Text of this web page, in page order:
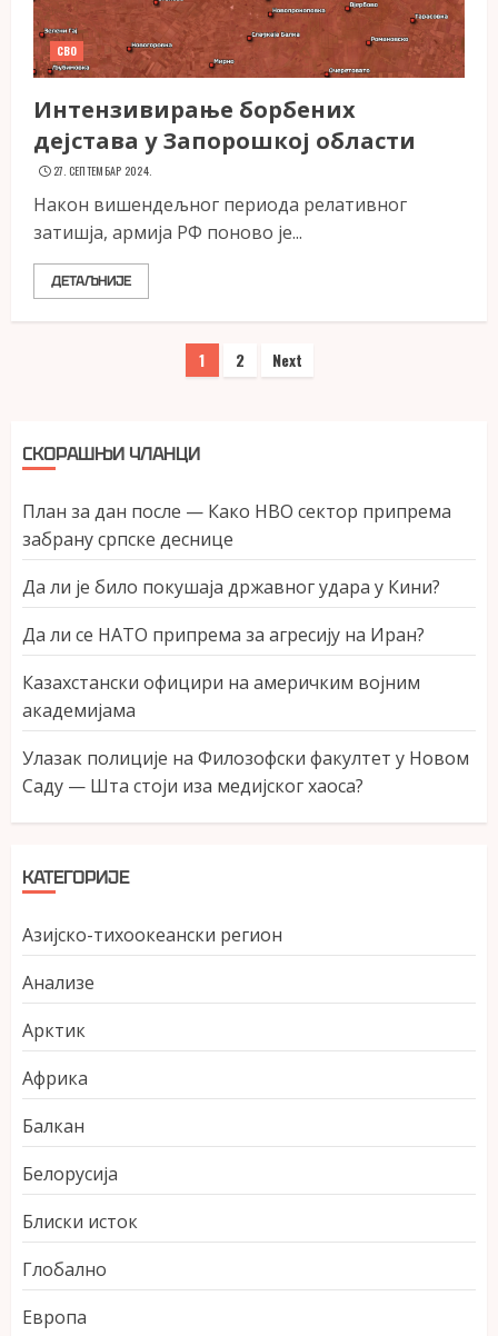
СВО
Интензивирање борбених
дејстава у Запорошкој области
27. СЕПТЕМБАР 2024.
Након вишендељног периода релативног
затишја, армија РФ поново је...
ДЕТАЉНИЈЕ
Пагинација
1 2 Next
СКОРАШЊИ ЧЛАНЦИ
План за дан после — Како НВО сектор припрема
забрану српске деснице
Да ли је било покушаја државног удара у Кини?
Да ли се НАТО припрема за агресију на Иран?
Казахстански официри на америчким војним
академијама
Улазак полиције на Филозофски факултет у Новом
Саду — Шта стоји иза медијског хаоса?
КАТЕГОРИЈЕ
Азијско-тихоокеански регион
Анализе
Арктик
Африка
Балкан
Белорусија
Блиски исток
Глобално
Европа